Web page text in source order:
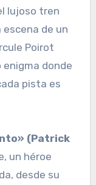
lujoso tren
de un
Poirot
donde
pista es
(Patrick
un héroe
desde su